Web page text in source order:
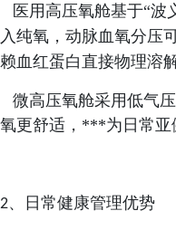
医用高压氧舱基于“波
入纯氧，动脉血氧分压
赖血红蛋白直接物理溶
微高压氧舱采用低气
氧更舒适，***为日常亚
2、日常健康管理优势